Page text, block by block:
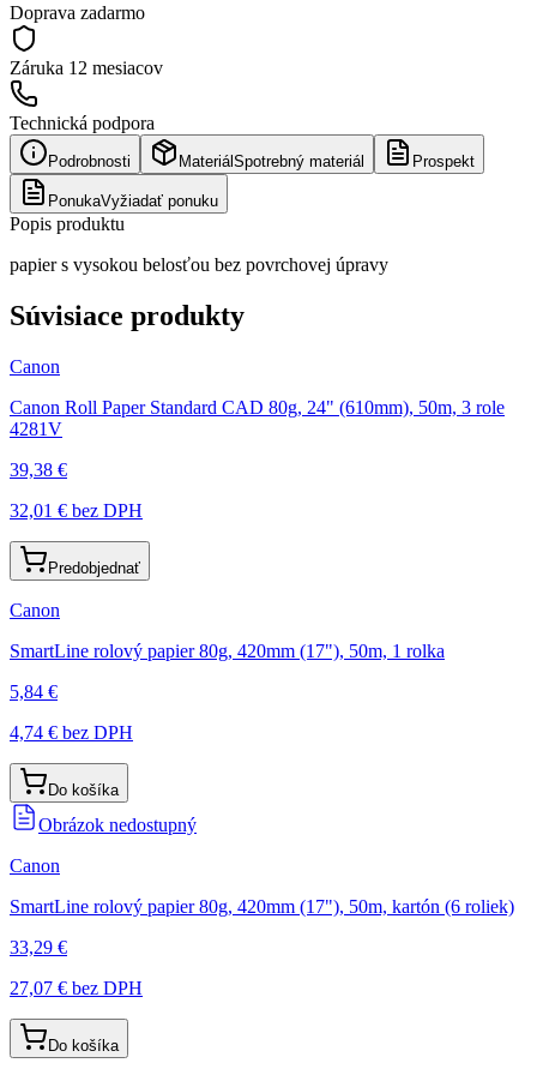
Doprava zadarmo
Záruka 12 mesiacov
Technická podpora
Podrobnosti Materiál Spotrebný materiál Prospekt
PonukaVyžiadať ponuku
Popis produktu
papier s vysokou belosťou bez povrchovej úpravy
Súvisiace produkty
Canon
Canon Roll Paper Standard CAD 80g, 24" (610mm), 50m, 3 role
4281V
39,38 €
32,01 € bez DPH
Predobjednať
Canon
SmartLine rolový papier 80g, 420mm (17"), 50m, 1 rolka
5,84 €
4,74 € bez DPH
Do košíka
Obrázok nedostupný
Canon
SmartLine rolový papier 80g, 420mm (17"), 50m, kartón (6 roliek)
33,29 €
27,07 € bez DPH
Do košíka